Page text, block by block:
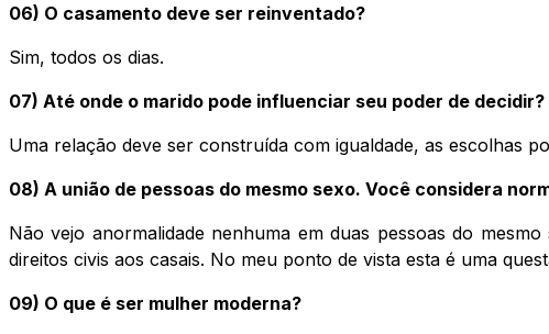
06) O casamento deve ser reinventado?
Sim, todos os dias.
07) Até onde o marido pode influenciar seu poder de decidir?
Uma relação deve ser construída com igualdade, as escolhas
08) A união de pessoas do mesmo sexo. Você considera
Não vejo anormalidade nenhuma em duas pessoas do
direitos civis aos casais. No meu ponto de vista esta é uma
09) O que é ser mulher moderna?